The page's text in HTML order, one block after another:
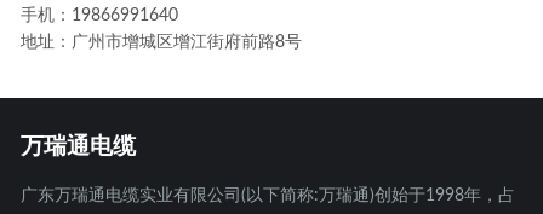
手机：19866991640
地址：广州市增城区增江街府前路8号
万瑞通电缆
广东万瑞通电缆实业有限公司(以下简称:万瑞通)创始于1998年，占